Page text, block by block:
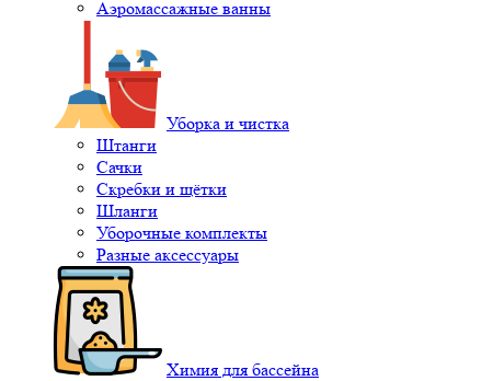
Аэромассажные ванны
Уборка и чистка
Штанги
Сачки
Скребки и щётки
Шланги
Уборочные комплекты
Разные аксессуары
Химия для бассейна